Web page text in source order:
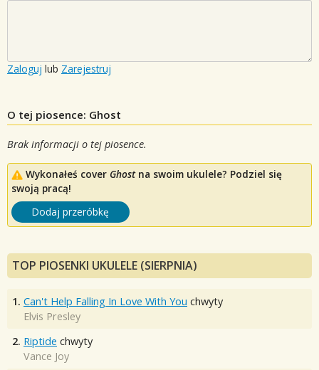
Zaloguj lub Zarejestruj
O tej piosence: Ghost
Brak informacji o tej piosence.
Wykonałeś cover Ghostna swoim ukulele? Podziel się
swoją pracą!
Dodaj przeróbkę
TOP PIOSENKI UKULELE (SIERPNIA)
1. Can't Help Falling In Love With You chwyty
Elvis Presley
2. Riptide chwyty
Vance Joy